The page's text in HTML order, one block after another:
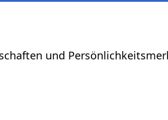
und